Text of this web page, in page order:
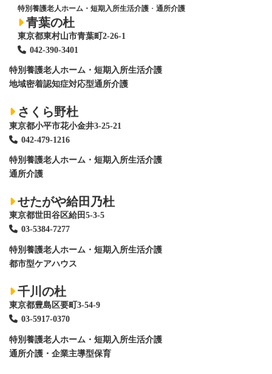
特別養護老人ホーム・短期入所生活介護 ・ 通所介護
青葉の杜
東京都東村山市青葉町2-26-1
042-390-3401
特別養護老人ホーム ・短期入所生活介護
地域密着認知症対応型通所介護
さくら野杜
東京都小平市花小金井3-25-21
042-479-1216
特別養護老人ホーム ・短期入所生活介護
通所介護
せたがや給田乃杜
東京都世田谷区給田5-3-5
03-5384-7277
特別養護老人ホーム ・短期入所生活介護
都市型ケアハウス
千川の杜
東京都豊島区要町3-54-9
03-5917-0370
特別養護老人ホーム ・短期入所生活介護
通所介護・企業主導型保育